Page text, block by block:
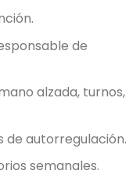
de
alzada, turnos,
de autorregulación.
semanales.